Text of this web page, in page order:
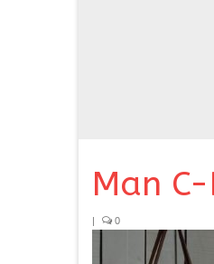
Man
| 0